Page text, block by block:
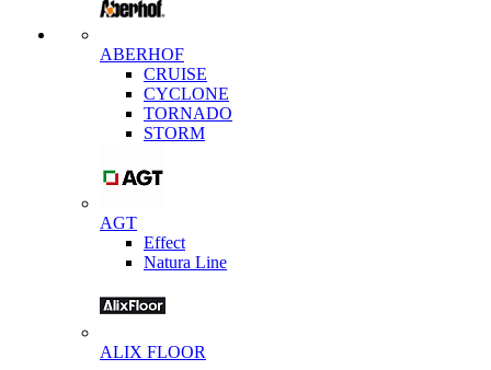
ABERHOF
CRUISE
CYCLONE
TORNADO
STORM
AGT
Effect
Natura Line
ALIX FLOOR